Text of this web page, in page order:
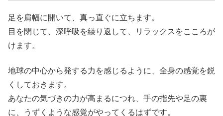
足を肩幅に開いて、真っ直ぐに立ちます。
目を閉じて、深呼吸を繰り返して、リラックスをこころが
けます。
地球の中心から発する力を感じるように、全身の感覚を鋭
くしておきます。
あなたの気づきの力が高まるにつれ、手の指先や足の裏
に、うずくような感覚がやってくるはずです。